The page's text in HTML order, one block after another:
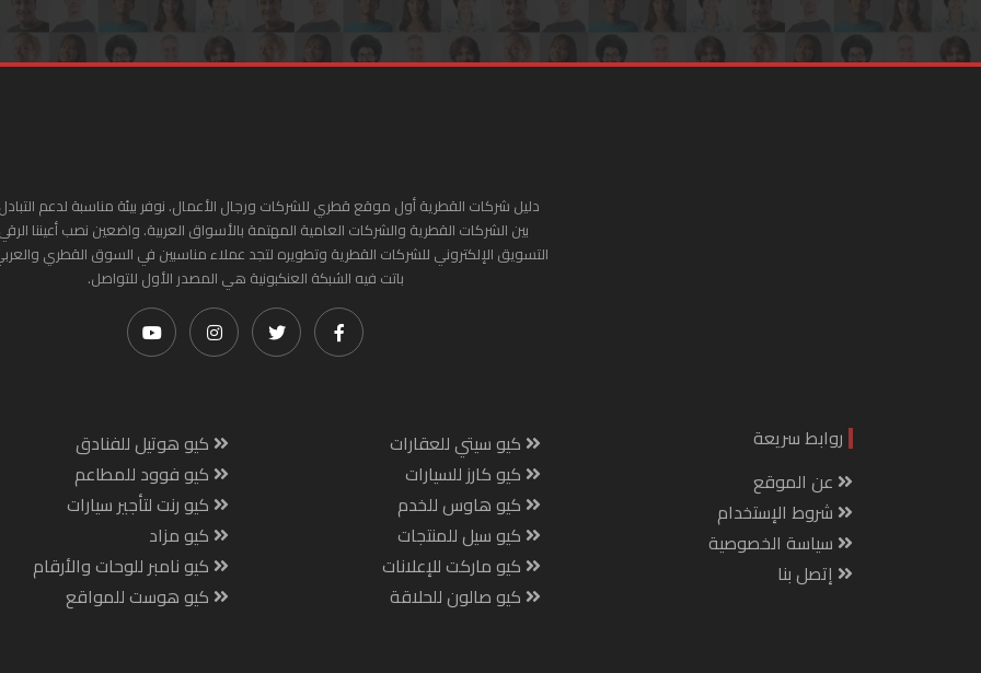
دليل شركات القطرية أول موقع قطري للشركات ورجال الأعمال. نوفر بيئة مناسبة لدعم
بين الشركات القطرية والشركات العامية المهتمة بالأسواق العربية. واضعين نصب أعيننا
التسويق الإلكتروني للشركات القطرية وتطويره لتجد عملاء مناسبين في السوق القطري
باتت فيه الشبكة العنكبونية هي المصدر الأول للتواصل.
روابط سريعة
عن الموقع
شروط الإستخدام
سياسة الخصوصية
إتصل بنا
كيو سيتي للعقارات
كيو كارز للسيارات
كيو هاوس للخدم
كيو سيل للمنتجات
كيو ماركت للإعلانات
كيو صالون للحلاقة
كيو هوتيل للفنادق
كيو فوود للمطاعم
كيو رنت لتأجير سيارات
كيو مزاد
كيو نامبر للوحات والأرقام
كيو هوست للمواقع